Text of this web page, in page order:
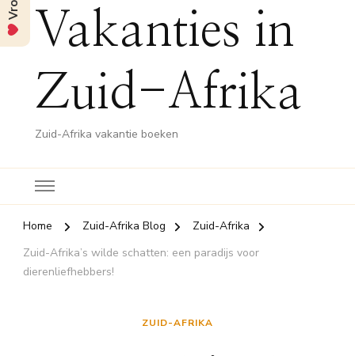
Vakanties in
Zuid-Afrika
Zuid-Afrika vakantie boeken
Home Zuid-Afrika Blog
Zuid-Afrika
Zuid-Afrika’s wilde schatten: een paradijs voor
dierenliefhebbers!
ZUID-AFRIKA